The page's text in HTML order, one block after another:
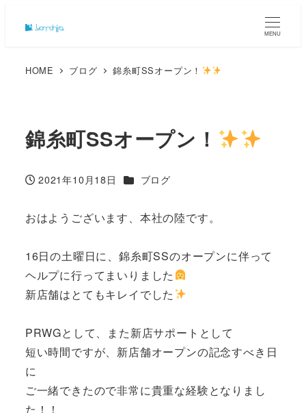
MENU
HOME ブログ 錦糸町SSオープン！
錦糸町SSオープン！
投稿日
2021年10月18日 カテゴリー
ブログ
おはようございます、本社の陸です。
16日の土曜日に、錦糸町SSのオープンに伴って
ヘルプに行ってまいりました
新店舗はとてもキレイでした
PRWGとして、また新店サポートとして
短い時間ですが、新店舗オープンの記念すべき日
に
ご一緒できたので非常に貴重な経験となりまし
た！！